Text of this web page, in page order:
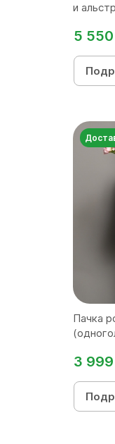
и
5
Пачка
3